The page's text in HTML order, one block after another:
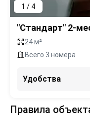
1 / 4
"Стандарт" 2-
24 м²
Всего 3 номера
Удобства
Правила